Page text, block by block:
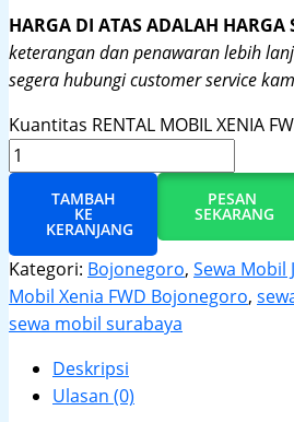
HARGA DI ATAS ADALAH HARGA
keterangan dan penawaran lebih
segera hubungi customer service
Kuantitas RENTAL MOBIL XENIA
TAMBAH
KE
KERANJANG
PESAN
SEKARANG
Kategori: Bojonegoro, Sewa Mobil
Mobil Xenia FWD Bojonegoro,
sewa mobil surabaya
Deskripsi
Ulasan (0)